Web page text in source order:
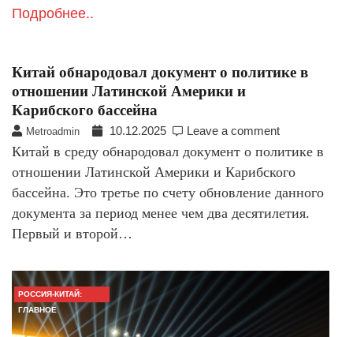
Подробнее..
Китай обнародовал документ о политике в
отношении Латинской Америки и
Карибского бассейна
Metroadmin 10.12.2025 Leave a comment
Китай в среду обнародовал документ о политике в
отношении Латинской Америки и Карибского
бассейна. Это третье по счету обновление данного
документа за период менее чем два десятилетия.
Первый и второй…
РОССИЯ-КИТАЙ:
ГЛАВНОЕ